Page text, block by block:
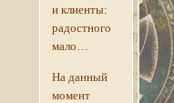
и клиенты:
радостного
мало…
На данный
момент